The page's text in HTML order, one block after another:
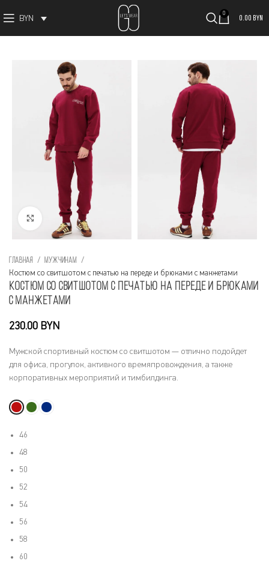
BYN
0
0.00 BYN
Увеличить изображение
Главная
Мужчинам
Костюм со свитшотом с печатью на переде и брюками с манжетами
Костюм со свитшотом с печатью на переде и брюками
с манжетами
BYN
Мужской спортивный костюм со свитшотом — отлично подойдет
для офиса, прогулок, активного времяпровождения, а также
корпоративных мероприятий и тимбилдинга.
46
48
50
52
54
56
58
60